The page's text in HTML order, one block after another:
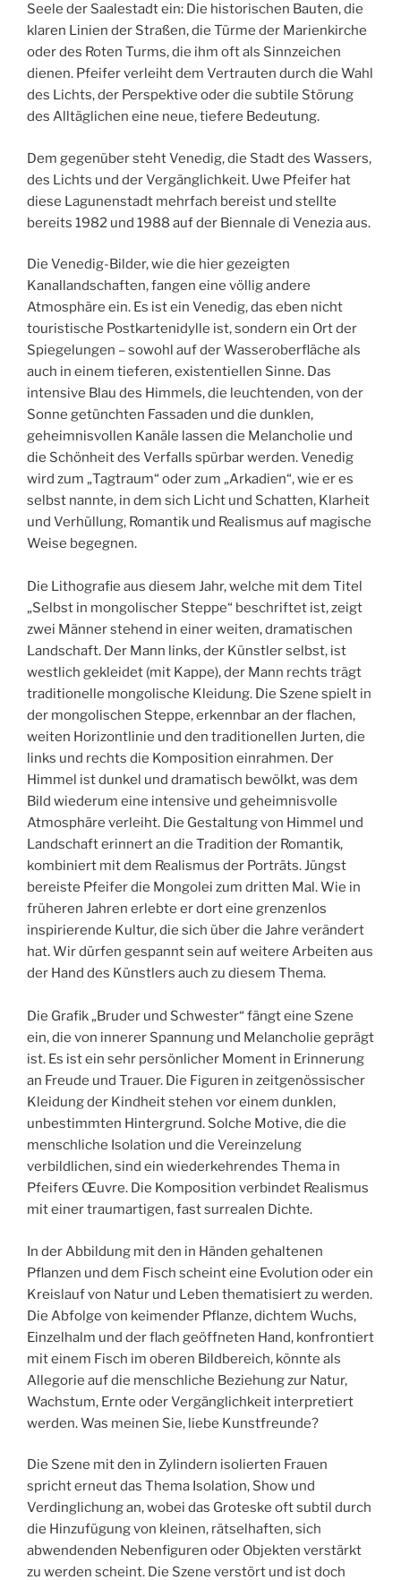
Seele der Saalestadt ein: Die historischen Bauten, die
klaren Linien der Straßen, die Türme der Marienkirche
oder des Roten Turms, die ihm oft als Sinnzeichen
dienen. Pfeifer verleiht dem Vertrauten durch die Wahl
des Lichts, der Perspektive oder die subtile Störung
des Alltäglichen eine neue, tiefere Bedeutung.
Dem gegenüber steht Venedig, die Stadt des Wassers,
des Lichts und der Vergänglichkeit. Uwe Pfeifer hat
diese Lagunenstadt mehrfach bereist und stellte
bereits 1982 und 1988 auf der Biennale di Venezia aus.
Die Venedig-Bilder, wie die hier gezeigten
Kanallandschaften, fangen eine völlig andere
Atmosphäre ein. Es ist ein Venedig, das eben nicht
touristische Postkartenidylle ist, sondern ein Ort der
Spiegelungen – sowohl auf der Wasseroberfläche als
auch in einem tieferen, existentiellen Sinne. Das
intensive Blau des Himmels, die leuchtenden, von der
Sonne getünchten Fassaden und die dunklen,
geheimnisvollen Kanäle lassen die Melancholie und
die Schönheit des Verfalls spürbar werden. Venedig
wird zum „Tagtraum“ oder zum „Arkadien“, wie er es
selbst nannte, in dem sich Licht und Schatten, Klarheit
und Verhüllung, Romantik und Realismus auf magische
Weise begegnen.
Die Lithografie aus diesem Jahr, welche mit dem Titel
„Selbst in mongolischer Steppe“ beschriftet ist, zeigt
zwei Männer stehend in einer weiten, dramatischen
Landschaft. Der Mann links, der Künstler selbst, ist
westlich gekleidet (mit Kappe), der Mann rechts trägt
traditionelle mongolische Kleidung. Die Szene spielt in
der mongolischen Steppe, erkennbar an der flachen,
weiten Horizontlinie und den traditionellen Jurten, die
links und rechts die Komposition einrahmen. Der
Himmel ist dunkel und dramatisch bewölkt, was dem
Bild wiederum eine intensive und geheimnisvolle
Atmosphäre verleiht. Die Gestaltung von Himmel und
Landschaft erinnert an die Tradition der Romantik,
kombiniert mit dem Realismus der Porträts. Jüngst
bereiste Pfeifer die Mongolei zum dritten Mal. Wie in
früheren Jahren erlebte er dort eine grenzenlos
inspirierende Kultur, die sich über die Jahre verändert
hat. Wir dürfen gespannt sein auf weitere Arbeiten aus
der Hand des Künstlers auch zu diesem Thema.
Die Grafik „Bruder und Schwester“ fängt eine Szene
ein, die von innerer Spannung und Melancholie geprägt
ist. Es ist ein sehr persönlicher Moment in Erinnerung
an Freude und Trauer. Die Figuren in zeitgenössischer
Kleidung der Kindheit stehen vor einem dunklen,
unbestimmten Hintergrund. Solche Motive, die die
menschliche Isolation und die Vereinzelung
verbildlichen, sind ein wiederkehrendes Thema in
Pfeifers Œuvre. Die Komposition verbindet Realismus
mit einer traumartigen, fast surrealen Dichte.
In der Abbildung mit den in Händen gehaltenen
Pflanzen und dem Fisch scheint eine Evolution oder ein
Kreislauf von Natur und Leben thematisiert zu werden.
Die Abfolge von keimender Pflanze, dichtem Wuchs,
Einzelhalm und der flach geöffneten Hand, konfrontiert
mit einem Fisch im oberen Bildbereich, könnte als
Allegorie auf die menschliche Beziehung zur Natur,
Wachstum, Ernte oder Vergänglichkeit interpretiert
werden. Was meinen Sie, liebe Kunstfreunde?
Die Szene mit den in Zylindern isolierten Frauen
spricht erneut das Thema Isolation, Show und
Verdinglichung an, wobei das Groteske oft subtil durch
die Hinzufügung von kleinen, rätselhaften, sich
abwendenden Nebenfiguren oder Objekten verstärkt
zu werden scheint. Die Szene verstört und ist doch